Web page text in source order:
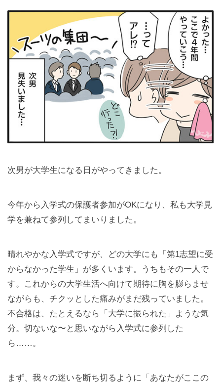
次男が大学生になる日がやってきました。
今年から入学式の保護者参加がOKになり、私も大学見
学を兼ねて参列してまいりました。
晴れやかな入学式ですが、どの大学にも「第1志望に受
からなかった学生」が多くいます。うちもその一人で
す。これからの大学生活へ向けて期待に胸を膨らませ
ながらも、チクッとした痛みがまだ残っていました。
不合格は、たとえるなら「大学に振られた」ような気
分。切ないな〜と思いながら入学式に参列した
ら……。
まず、我々の迷いを断ち切るように「あなたがここの